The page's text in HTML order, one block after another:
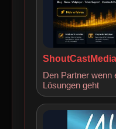
ShoutCastMedia
Den Partner wenn
Lösungen geht